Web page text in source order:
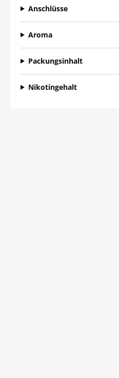
Anschlüsse
Aroma
Packungsinhalt
Nikotingehalt